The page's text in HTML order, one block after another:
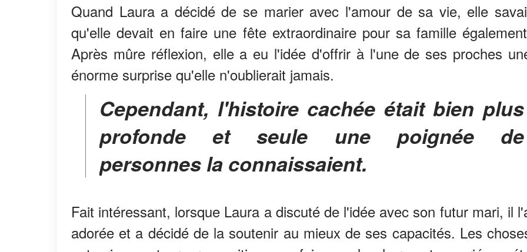
Quand Laura a décidé de se marier avec l'amour de sa vie, elle
qu'elle devait en faire une fête extraordinaire pour sa famille
Après mûre réflexion, elle a eu l'idée d'offrir à l'une de ses proches
énorme surprise qu'elle n'oublierait jamais.
Cependant, l'histoire cachée était bien plus
profonde et seule une poignée de
personnes la connaissaient.
Fait intéressant, lorsque Laura a discuté de l'idée avec son futur mari, il
adorée et a décidé de la soutenir au mieux de ses capacités. Les